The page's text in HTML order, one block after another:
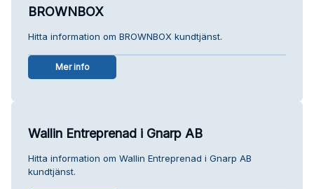
BROWNBOX
Hitta information om BROWNBOX kundtjänst.
Mer info
Wallin Entreprenad i Gnarp AB
Hitta information om Wallin Entreprenad i Gnarp AB
kundtjänst.